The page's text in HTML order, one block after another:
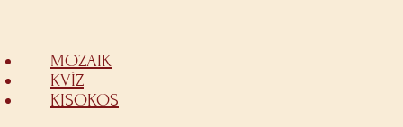
MOZAIK
KVÍZ
KISOKOS